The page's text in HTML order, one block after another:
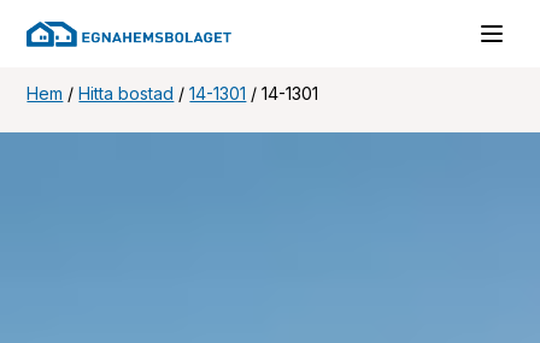
Hem /Hitta bostad /14-1301 /14-1301